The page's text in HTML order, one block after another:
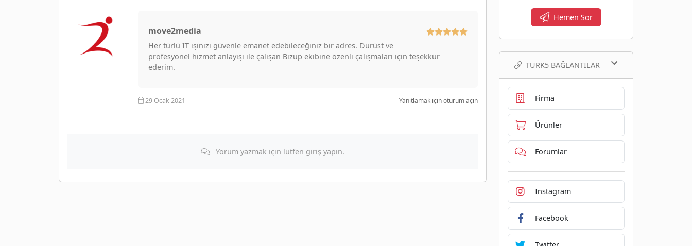
move2media
Her türlü IT işinizi güvenle emanet edebileceğiniz bir adres. Dürüst ve
profesyonel hizmet anlayışı ile çalışan Bizup ekibine özenli çalışmaları için teşekkür
ederim.
Yanıtlamak için oturum açın
29 Ocak 2021
Yorum yazmak için lütfen giriş yapın.
Hemen Sor
TURK5 BAĞLANTILAR
Firma
Ürünler
Forumlar
Instagram
Facebook